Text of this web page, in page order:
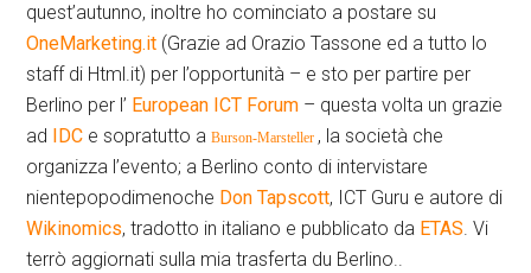
quest’autunno, inoltre ho cominciato a postare su
OneMarketing.it (Grazie ad Orazio Tassone ed a tutto lo
staff di Html.it) per l’opportunità – e sto per partire per
Berlino per l’ European ICT Forum – questa volta un grazie
ad IDC e sopratutto aBurson-Marsteller , la società che
organizza l’evento; a Berlino conto di intervistare
nientepopodimenoche Don Tapscott, ICT Guru e autore di
Wikinomics, tradotto in italiano e pubblicato da ETAS. Vi
terrò aggiornati sulla mia trasferta du Berlino..